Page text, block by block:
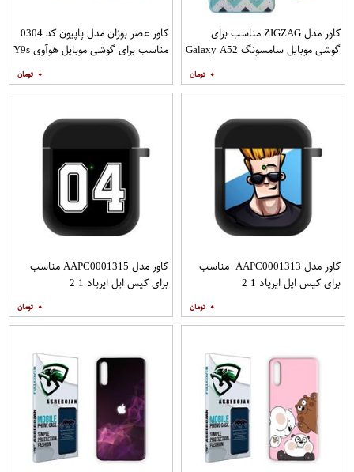
کاور مدل ZIGZAG مناسب برای
گوشی موبایل سامسونگ Galaxy A52
۰
کاور عصر بوژان مدل پاپیون کد 0304
مناسب برای گوشی موبایل هوآوی Y9s
۰
کاور مدل AAPC0001313 مناسب
برای کیس اپل ایرپاد 1 2
۰
کاور مدل AAPC0001315 مناسب
برای کیس اپل ایرپاد 1 2
۰